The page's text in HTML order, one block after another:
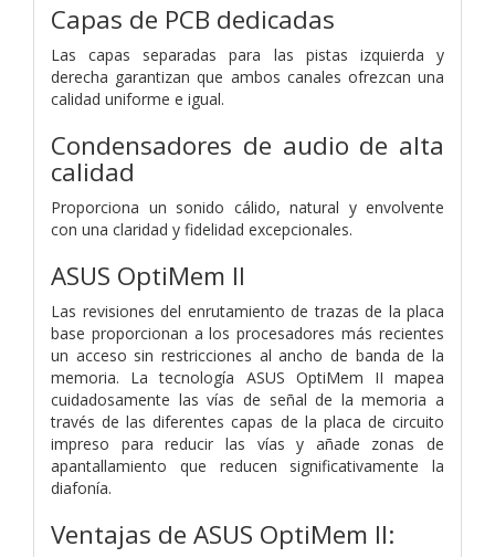
Capas de PCB dedicadas
Las capas separadas para las pistas izquierda y
derecha garantizan que ambos canales ofrezcan una
calidad uniforme e igual.
Condensadores de audio de alta
calidad
Proporciona un sonido cálido, natural y envolvente
con una claridad y fidelidad excepcionales.
ASUS OptiMem II
Las revisiones del enrutamiento de trazas de la placa
base proporcionan a los procesadores más recientes
un acceso sin restricciones al ancho de banda de la
memoria. La tecnología ASUS OptiMem II mapea
cuidadosamente las vías de señal de la memoria a
través de las diferentes capas de la placa de circuito
impreso para reducir las vías y añade zonas de
apantallamiento que reducen significativamente la
diafonía.
Ventajas de ASUS OptiMem II: